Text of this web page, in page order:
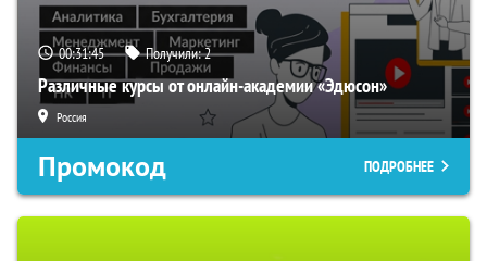
00:31:44 Получили:2
Различные курсы от онлайн-академии «Эдюсон»
Россия
Промокод ПОДРОБНЕЕ